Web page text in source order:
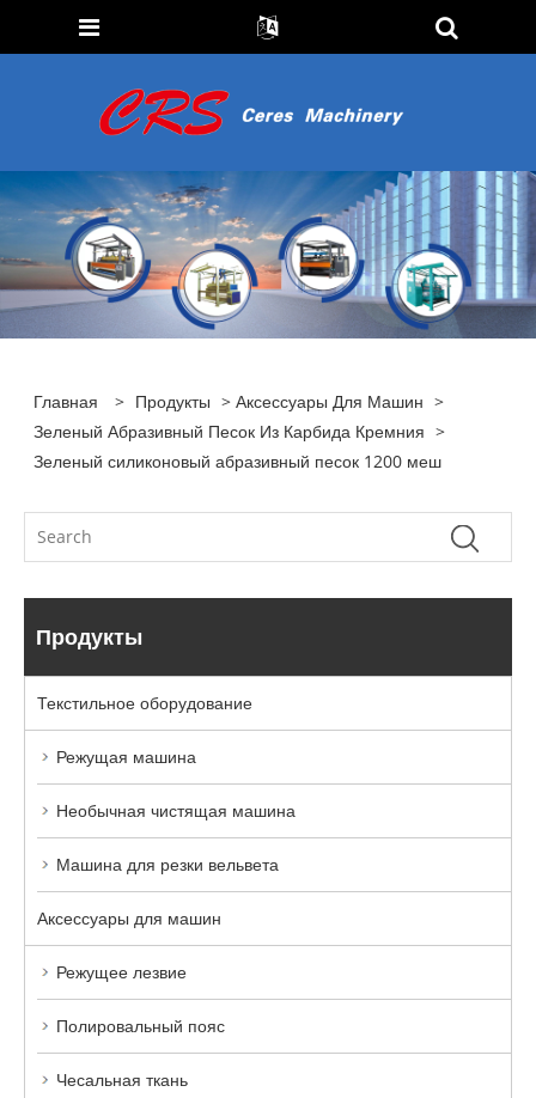
Главная > Продукты >Аксессуары Для Машин >
Зеленый Абразивный Песок Из Карбида Кремния >
Зеленый силиконовый абразивный песок 1200 меш
Продукты
Текстильное оборудование
Режущая машина
Необычная чистящая машина
Машина для резки вельвета
Аксессуары для машин
Режущее лезвие
Полировальный пояс
Чесальная ткань